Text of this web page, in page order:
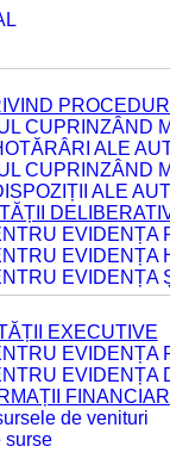
CUPRINZÂND
ALE
CUPRINZÂND
ALE
EVIDENȚA
EVIDENȚA
EVIDENȚA
EXECUTIVE
EVIDENȚA
EVIDENȚA
de venituri
surse